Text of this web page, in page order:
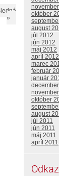
»
október
august
júl 2012
jún 2012
máj 2012
apríl 2012
marec
február
január
október
august
júl 2011
jún 2011
máj 2011
apríl 2011